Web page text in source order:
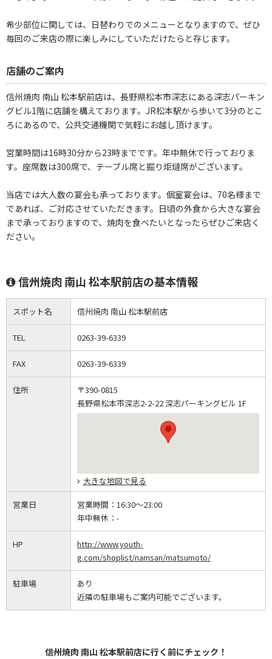
希少部位に関しては、日替わりでのメニューとなりますので、ぜひ
毎回のご来店の際に楽しみにしていただけたらと存じます。
店舗のご案内
信州焼肉 南山 松本駅前店は、長野県松本市深志にある深志パーキン
グビル1階に店舗を構えております。JR松本駅から歩いて3分のとこ
ろにあるので、公共交通機関で気軽にお越し頂けます。
営業時間は16時30分から23時までです。年中無休で行っておりま
す。座席数は300席で、テーブル席と掘り炬燵席がございます。
当店では大人数の宴会も承っております。個室宴会は、70名様まで
であれば、ご対応させていただきます。日頃の外食から大きな宴会
まで承っておりますので、焼肉を食べたいとなったらぜひご来店く
ださい。
信州焼肉 南山 松本駅前店の基本情報
スポット名 信州焼肉 南山 松本駅前店
TEL 0263-39-6339
FAX 0263-39-6339
住所
〒390-0815
長野県松本市深志2-2-22 深志パーキングビル 1F
大きな地図で見る
営業日 営業時間： 16:30～23:00
年中無休： -
HP
http://www.youth-
g.com/shoplist/namsan/matsumoto/
駐車場
あり
近隣の駐車場もご案内可能でございます。
信州焼肉 南山 松本駅前店に行く前にチェック！